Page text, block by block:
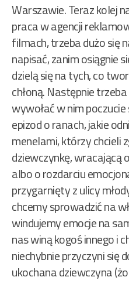
Warszawie. Teraz kolej
praca w agencji
filmach, trzeba dużo się
napisać, zanim osiągnie
dzielą się na tych, co
chłoną. Następnie
wywołać w nim
epizod o ranach, jakie
menelami, którzy chcieli
dziewczynkę, wracającą
albo o rozdarciu
przygarnięty z ulicy
chcemy sprowadzić na
windujemy emocje na
nas winą kogoś innego i
niechybnie przyczyni się
ukochana dziewczyna